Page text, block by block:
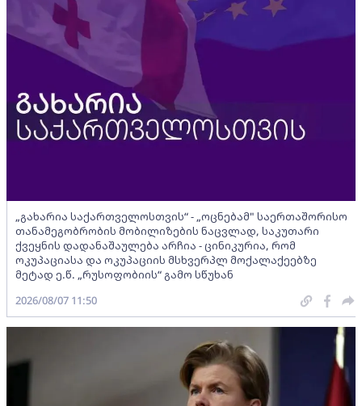
„გახარია საქართველოსთვის“ - „ოცნებამ" საერთაშორისო
თანამეგობრობის მობილიზების ნაცვლად, საკუთარი
ქვეყნის დადანაშაულება არჩია - ცინიკურია, რომ
ოკუპაციასა და ოკუპაციის მსხვერპლ მოქალაქეებზე
მეტად ე.წ. „რუსოფობიის“ გამო სწუხან
2026/08/07 11:50